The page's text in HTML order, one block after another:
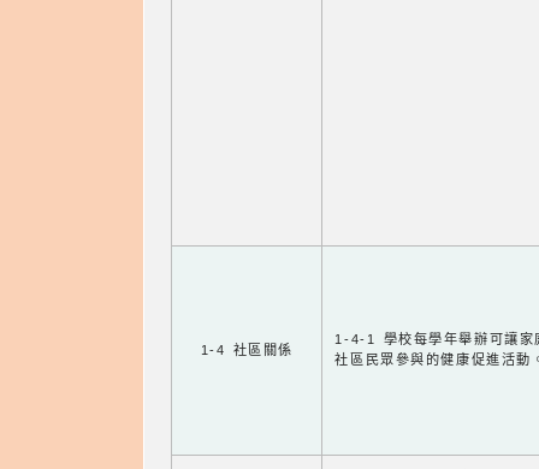
1-4 社區關係
1-4-1 學校每學年舉辦可讓家
社區民眾參與的健康促進活動